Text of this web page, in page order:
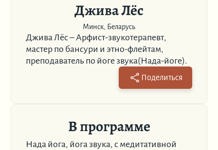
Джива Лёс
Минск, Беларусь
Джива Лёс – Арфист-звукотерапевт,
мастер по бансури и этно-флейтам,
преподаватель по йоге звука(Нада-йоге).
Поделиться
В программе
Нада йога, йога звука, с медитативной